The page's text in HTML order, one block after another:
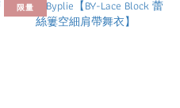
限量